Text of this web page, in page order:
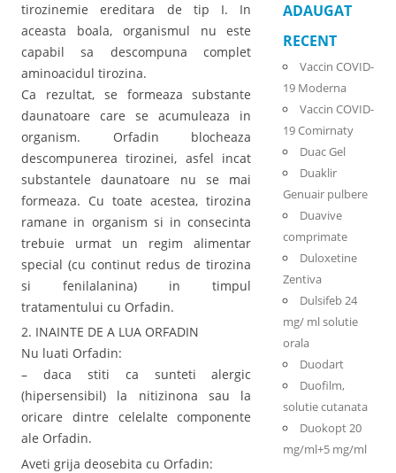
tirozinemie ereditara de tip I. In
aceasta boala, organismul nu este
capabil sa descompuna complet
aminoacidul tirozina.
Ca rezultat, se formeaza substante
daunatoare care se acumuleaza in
organism. Orfadin blocheaza
descompunerea tirozinei, asfel incat
substantele daunatoare nu se mai
formeaza. Cu toate acestea, tirozina
ramane in organism si in consecinta
trebuie urmat un regim alimentar
special (cu continut redus de tirozina
si fenilalanina) in timpul
tratamentului cu Orfadin.
2. INAINTE DE A LUA ORFADIN
Nu luati Orfadin:
– daca stiti ca sunteti alergic
(hipersensibil) la nitizinona sau la
oricare dintre celelalte componente
ale Orfadin.
Aveti grija deosebita cu Orfadin:
ADAUGAT
RECENT
Vaccin COVID-
19 Moderna
Vaccin COVID-
19 Comirnaty
Duac Gel
Duaklir
Genuair pulbere
Duavive
comprimate
Duloxetine
Zentiva
Dulsifeb 24
mg/ ml solutie
orala
Duodart
Duofilm,
solutie cutanata
Duokopt 20
mg/ml+5 mg/ml